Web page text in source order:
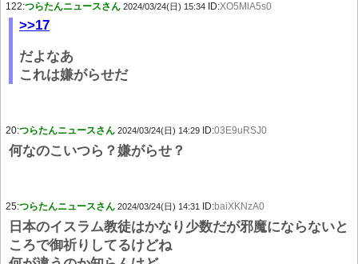
122:つらたんニュースさん 2024/03/24(日) 15:34 ID:XO5MlA5s0
>>17
だよなあ
これは嫌がらせだ
20:つらたんニュースさん 2024/03/24(日) 14:29 ID:03E9uRSJ0
何なのこいつら？嫌がらせ？
25:つらたんニュースさん 2024/03/24(日) 14:31 ID:baiXKNzA0
日本のイスラム教徒はかなり少数だが邪魔にならないと
ころで御祈りしてるけどね